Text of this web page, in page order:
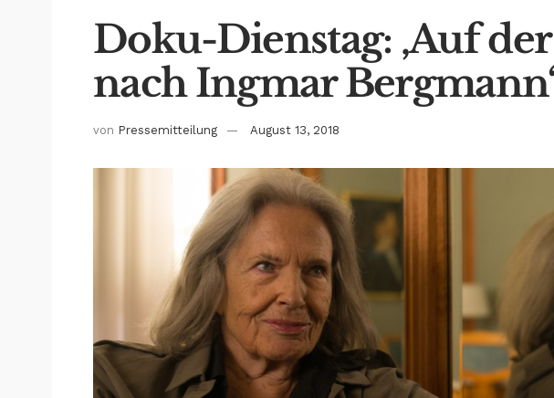
Doku-Dienstag: ‚Auf
nach Ingmar
von Pressemitteilung August 13, 2018